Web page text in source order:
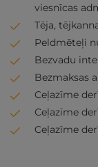
viesnīcas
Tēja,
Peldmēteļi
Bezvadu
Bezmaksas
Ceļazīme
Ceļazīme
Ceļazīme